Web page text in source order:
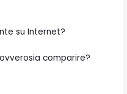
su Internet?
comparire?